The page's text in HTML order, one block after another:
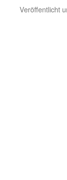
Veröffentlicht